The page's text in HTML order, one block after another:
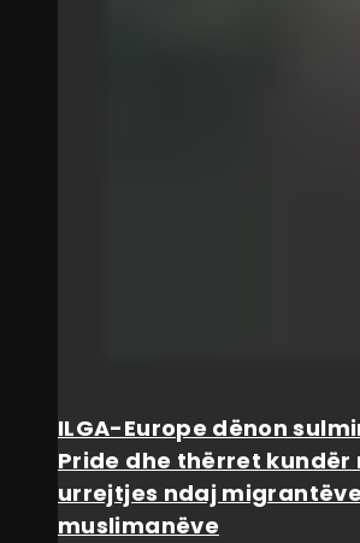
ILGA-Europe dënon
Pride dhe thërret kundër
urrejtjes ndaj
muslimanëve